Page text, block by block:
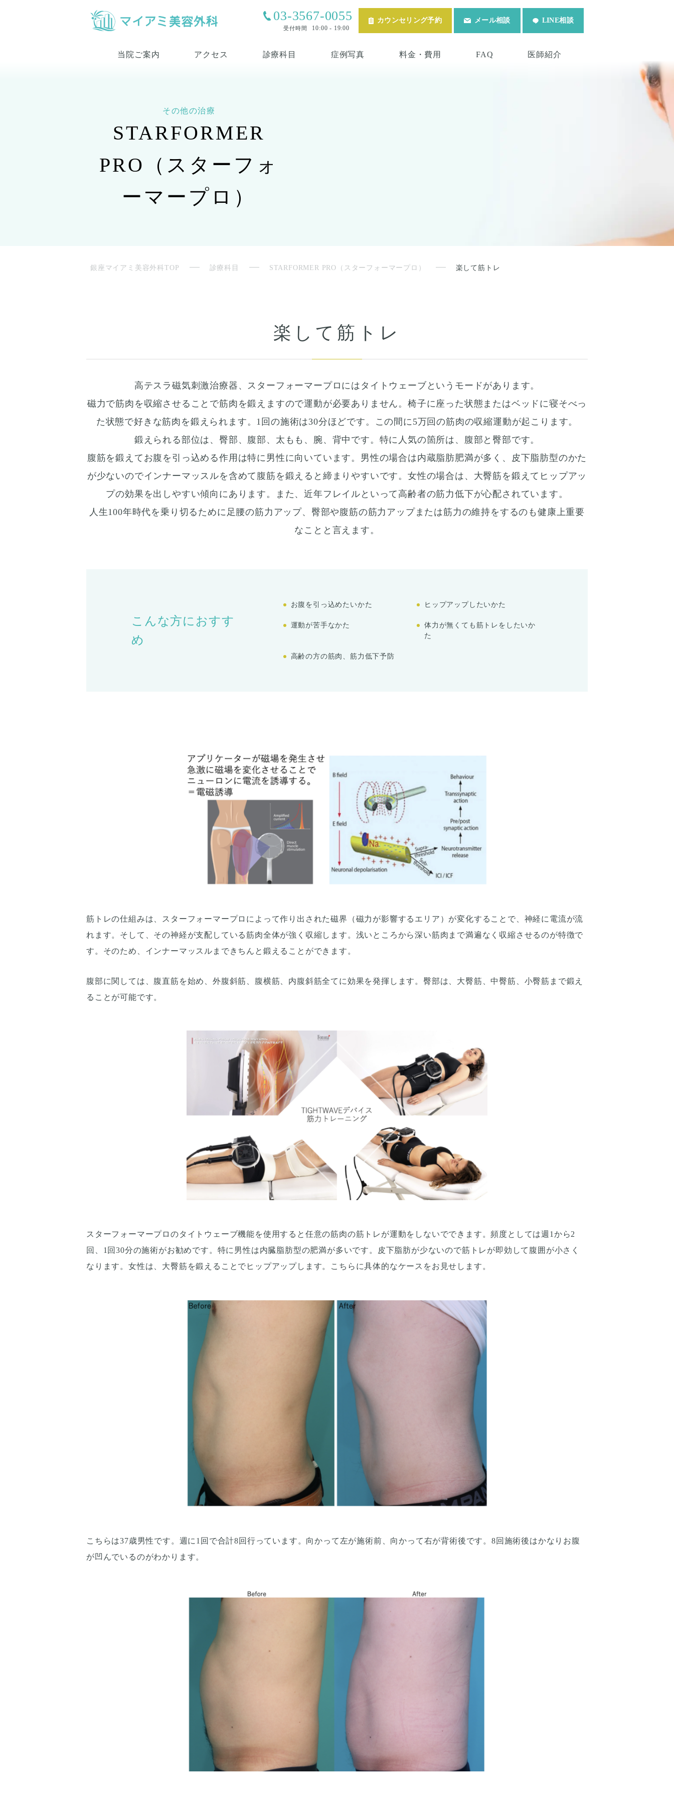
03-3567-0055
受付時間 10:00 - 19:00
カウンセリング予約 メール相談 LINE相談
当院ご案内 アクセス 診療科目 症例写真 料金・費用 FAQ 医師紹介
その他の治療
STARFORMER
PRO（スターフォ
ーマープロ）
銀座マイアミ美容外科TOP 診療科目 STARFORMER PRO（スターフォーマープロ） 楽して筋トレ
楽して筋トレ
高テスラ磁気刺激治療器、スターフォーマープロにはタイトウェーブというモードがあります。
磁力で筋肉を収縮させることで筋肉を鍛えますので運動が必要ありません。椅子に座った状態またはベッドに寝そべっ
た状態で好きな筋肉を鍛えられます。1回の施術は30分ほどです。この間に5万回の筋肉の収縮運動が起こります。
鍛えられる部位は、臀部、腹部、太もも、腕、背中です。特に人気の箇所は、腹部と臀部です。
腹筋を鍛えてお腹を引っ込める作用は特に男性に向いています。男性の場合は内蔵脂肪肥満が多く、皮下脂肪型のかた
が少ないのでインナーマッスルを含めて腹筋を鍛えると締まりやすいです。女性の場合は、大臀筋を鍛えてヒップアッ
プの効果を出しやすい傾向にあります。また、近年フレイルといって高齢者の筋力低下が心配されています。
人生100年時代を乗り切るために足腰の筋力アップ、臀部や腹筋の筋力アップまたは筋力の維持をするのも健康上重要
なことと言えます。
こんな方におすす
め
お腹を引っ込めたいかた ヒップアップしたいかた
運動が苦手なかた
体力が無くても筋トレをしたいか
た
高齢の方の筋肉、筋力低下予防
筋トレの仕組みは、スターフォーマープロによって作り出された磁界（磁力が影響するエリア）が変化することで、神経に電流が流
れます。そして、その神経が支配している筋肉全体が強く収縮します。浅いところから深い筋肉まで満遍なく収縮させるのが特徴で
す。そのため、インナーマッスルまできちんと鍛えることができます。
腹部に関しては、腹直筋を始め、外腹斜筋、腹横筋、内腹斜筋全てに効果を発揮します。臀部は、大臀筋、中臀筋、小臀筋まで鍛え
ることが可能です。
スターフォーマープロのタイトウェーブ機能を使用すると任意の筋肉の筋トレが運動をしないでできます。頻度としては週1から2
回、1回30分の施術がお勧めです。特に男性は内臓脂肪型の肥満が多いです。皮下脂肪が少ないので筋トレが即効して腹囲が小さく
なります。女性は、大臀筋を鍛えることでヒップアップします。こちらに具体的なケースをお見せします。
こちらは37歳男性です。週に1回で合計8回行っています。向かって左が施術前、向かって右が背術後です。8回施術後はかなりお腹
が凹んでいるのがわかります。